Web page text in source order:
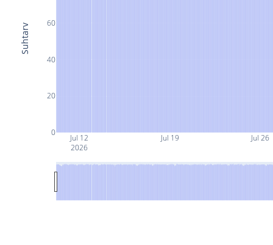
Jul 12
2026
Jul 19 Jul 26
0
20
40
60
Suhtarv